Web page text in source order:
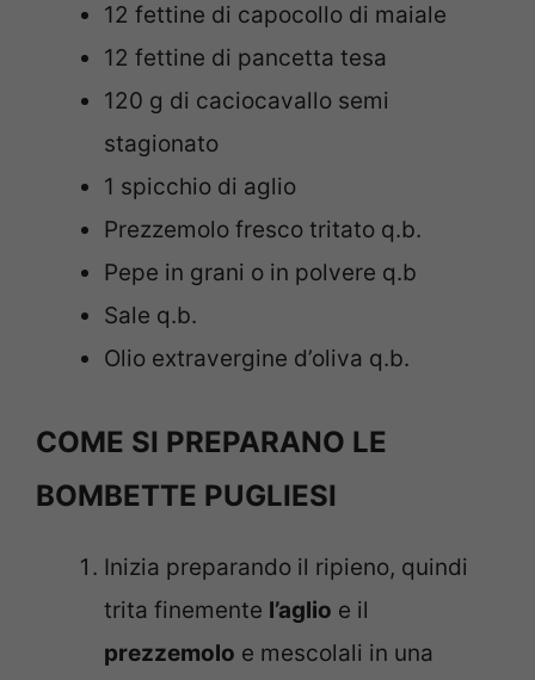
12 fettine di capocollo di maiale
12 fettine di pancetta tesa
120 g di caciocavallo semi
stagionato
1 spicchio di aglio
Prezzemolo fresco tritato q.b.
Pepe in grani o in polvere q.b
Sale q.b.
Olio extravergine d’oliva q.b.
COME SI PREPARANO LE
BOMBETTE PUGLIESI
Inizia preparando il ripieno, quindi
trita finemente l’aglio e il
prezzemolo e mescolali in una